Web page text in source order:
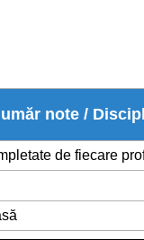
note /
de fiecare